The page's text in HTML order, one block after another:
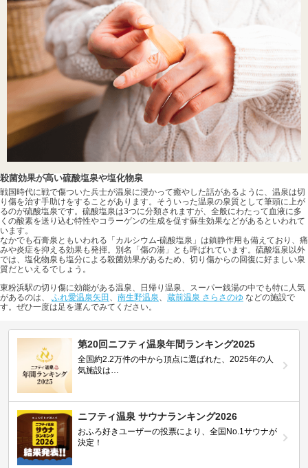
殺菌効果が高い硫酸塩泉や塩化物泉
戦国時代に戦で傷ついた兵士が温泉に浸かって癒やした話があるように、温泉は切
り傷を治す手助けをすることがあります。そういった温泉の泉質として筆頭に上が
るのが硫酸塩泉です。硫酸塩泉は3つに分類されますが、全般にわたって血液に多
くの酸素を送り込む特性やコラーゲンの生成を促す蘇生効果などがあるといわれて
います。
なかでも石膏泉ともいわれる「カルシウム-硫酸塩泉」は鎮静作用も備えており、痛
みや炎症を抑える効果も発揮。別名「傷の湯」とも呼ばれています。硫酸塩泉以外
では、塩化物泉も塩分による殺菌効果があるため、切り傷からの回復に好ましい泉
質だといえるでしょう。
東粉浜駅の切り傷に効能がある温泉、日帰り温泉、スーパー銭湯の中でも特に人気
があるのは、 ふれ愛温泉矢田 、 南生野温泉、 蔵前温泉 さらさのゆ などの施設で
す。ぜひ一度は足を運んでみてください。
第20回ニフティ温泉年間ランキング2025
全国約2.2万件の中から頂点に選ばれた、2025年の人
気施設は…
ニフティ温泉 サウナランキング2026
おふろ好きユーザーの投票により、全国No.1サウナが
決定！